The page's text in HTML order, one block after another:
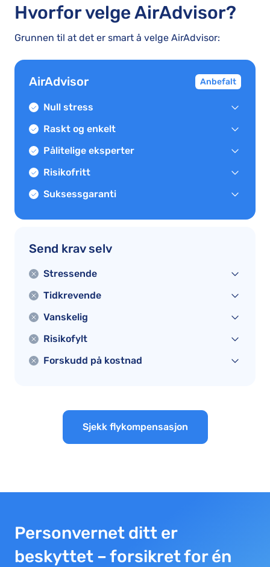
Hvorfor velge AirAdvisor?
Grunnen til at det er smart å velge AirAdvisor:
AirAdvisor Anbefalt
Null stress
Raskt og enkelt
Pålitelige eksperter
Risikofritt
Suksessgaranti
Send krav selv
Stressende
Tidkrevende
Vanskelig
Risikofylt
Forskudd på kostnad
Sjekk flykompensasjon
Personvernet ditt er
beskyttet – forsikret for én